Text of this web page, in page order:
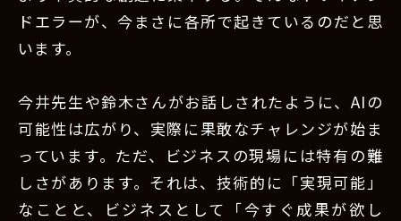
ドエラーが、今まさに各所で起きているのだと思
います。
今井先生や鈴木さんがお話しされたように、AIの
可能性は広がり、実際に果敢なチャレンジが始ま
っています。ただ、ビジネスの現場には特有の難
しさがあります。それは、技術的に「実現可能」
なことと、ビジネスとして「今すぐ成果が欲し